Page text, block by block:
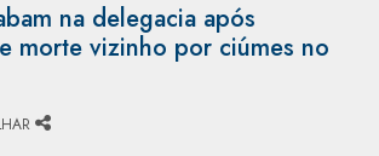
na delegacia após
morte vizinho por ciúmes no